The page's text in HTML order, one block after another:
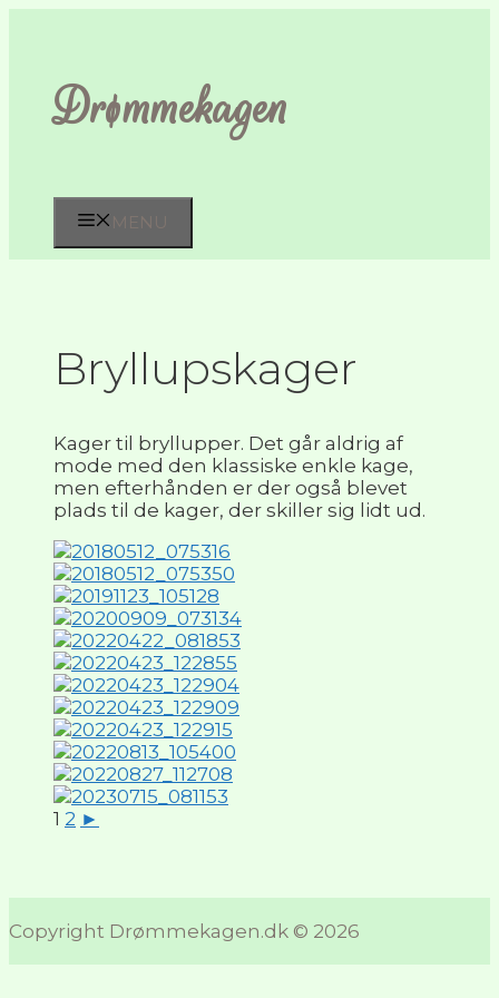
Drømmekagen
MENU
Bryllupskager
Kager til bryllupper. Det går aldrig af
mode med den klassiske enkle kage,
men efterhånden er der også blevet
plads til de kager, der skiller sig lidt ud.
1 2 ►
Copyright Drømmekagen.dk © 2026